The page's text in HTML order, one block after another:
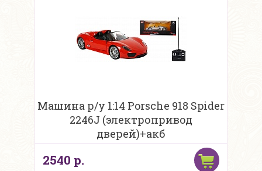
Машина р/у 1:14 Porsche 918 Spider
2246J (электропривод
дверей)+акб
2540 р.